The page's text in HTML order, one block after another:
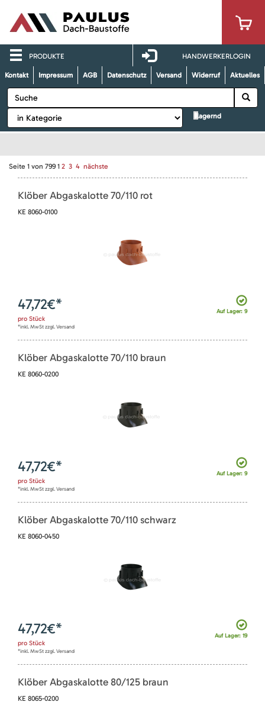
PRODUKTE HANDWERKERLOGIN
Kontakt Impressum AGB Datenschutz Versand Widerruf Aktuelles
lagernd
Seite 1 von 799 1 2 3 4 nächste
Klöber Abgaskalotte 70/110 rot
KE 8060-0100
Auf Lager: 9
47,72€*
pro Stück
*inkl. MwSt zzgl. Versand
Klöber Abgaskalotte 70/110 braun
KE 8060-0200
Auf Lager: 9
47,72€*
pro Stück
*inkl. MwSt zzgl. Versand
Klöber Abgaskalotte 70/110 schwarz
KE 8060-0450
Auf Lager: 19
47,72€*
pro Stück
*inkl. MwSt zzgl. Versand
Klöber Abgaskalotte 80/125 braun
KE 8065-0200